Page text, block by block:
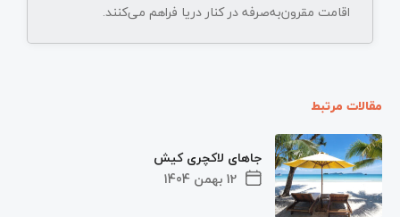
اقامت مقرون‌به‌صرفه در کنار دریا فراهم می‌کنند.
مقالات مرتبط
12 بهمن 1404
جاهای لاکچری کیش